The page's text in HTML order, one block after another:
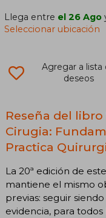
Llega entre el 26 Ago
Seleccionar ubicación
Agregar a lista
deseos
Reseña del
Cirugia:
Practica
La 20ª edición de
mantiene el mismo
previas: seguir
evidencia, para